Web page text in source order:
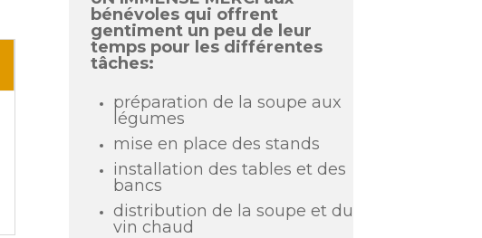
bénévoles qui offrent
gentiment un peu de leur
temps pour les différentes
tâches:
préparation de la soupe aux
légumes
mise en place des stands
installation des tables et des
bancs
distribution de la soupe et du
vin chaud